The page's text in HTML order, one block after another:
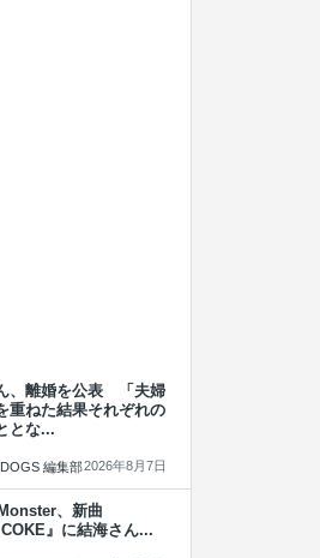
、離婚を公表 「夫婦
重ねた結果それぞれの
とな...
編集部2026年8月7日
、新曲
COKE』に結海さん...